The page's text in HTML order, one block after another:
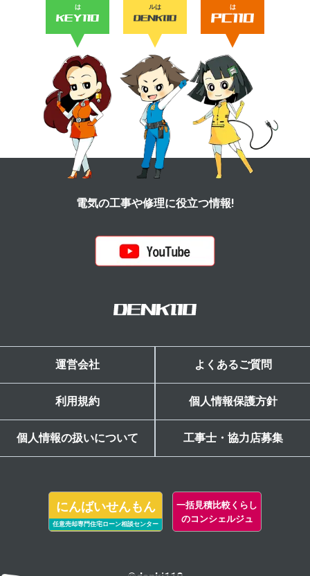
は
ルは
は
電気の工事や修理に役立つ情報!
運営会社 よくあるご質問
利用規約 個人情報保護方針
個人情報の扱いについて 工事士・協力店募集
にんばいせんもん
任意売却専門住宅ローン相談センター
一括見積比較くらし
のコンシェルジュ